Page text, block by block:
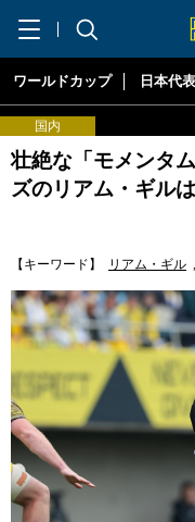
ワールドカップ 日本代表
国内
壮絶な「モメンタ
ズのリアム・ギル
【キーワード】 リアム・ギル ,